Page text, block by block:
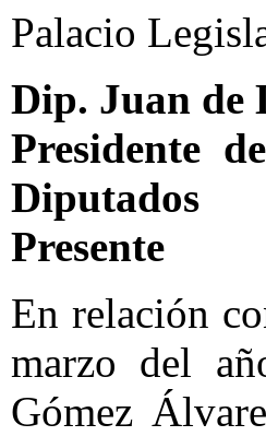
Palacio
Dip. Juan de
Presidente
Diputados
Presente
En relación
marzo del
Gómez